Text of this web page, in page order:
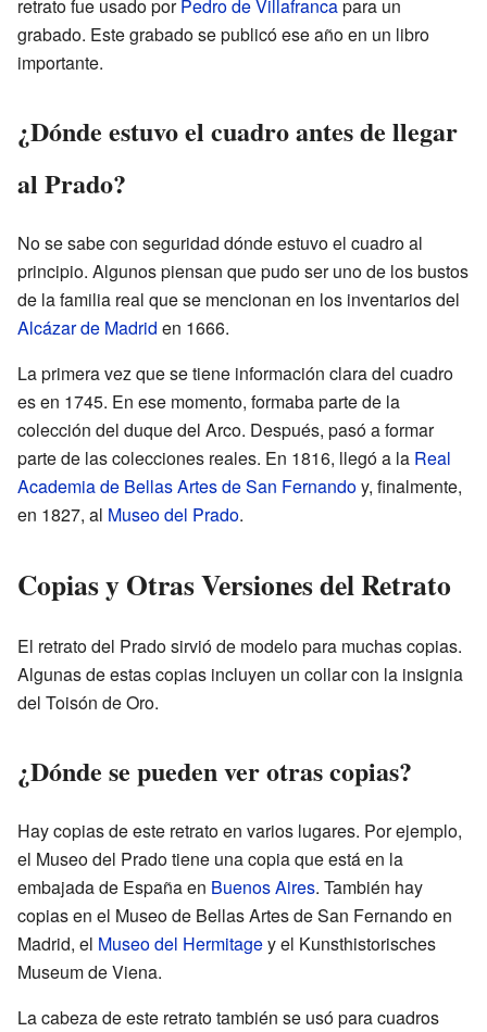
retrato fue usado por Pedro de Villafrancapara un
grabado. Este grabado se publicó ese año en un libro
importante.
¿Dónde estuvo el cuadro antes de llegar
al Prado?
No se sabe con seguridad dónde estuvo el cuadro al
principio. Algunos piensan que pudo ser uno de los bustos
de la familia real que se mencionan en los inventarios del
Alcázar de Madrid en 1666.
La primera vez que se tiene información clara del cuadro
es en 1745. En ese momento, formaba parte de la
colección del duque del Arco. Después, pasó a formar
parte de las colecciones reales. En 1816, llegó a la Real
Academia de Bellas Artes de San Fernandoy, finalmente,
en 1827, al Museo del Prado.
Copias y Otras Versiones del Retrato
El retrato del Prado sirvió de modelo para muchas copias.
Algunas de estas copias incluyen un collar con la insignia
del Toisón de Oro.
¿Dónde se pueden ver otras copias?
Hay copias de este retrato en varios lugares. Por ejemplo,
el Museo del Prado tiene una copia que está en la
embajada de España en Buenos Aires. También hay
copias en el Museo de Bellas Artes de San Fernando en
Madrid, el Museo del Hermitagey el Kunsthistorisches
Museum de Viena.
La cabeza de este retrato también se usó para cuadros